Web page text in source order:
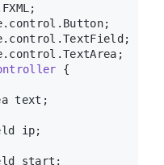
{
text;
ip;
start;